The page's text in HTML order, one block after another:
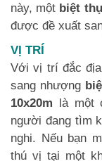
này, một biệt
được đề xuất
VỊ TRÍ
Với vị trí đắc
sang nhượng
10x20m là một
người đang tìm
nghi. Nếu bạn
thú vị tại một